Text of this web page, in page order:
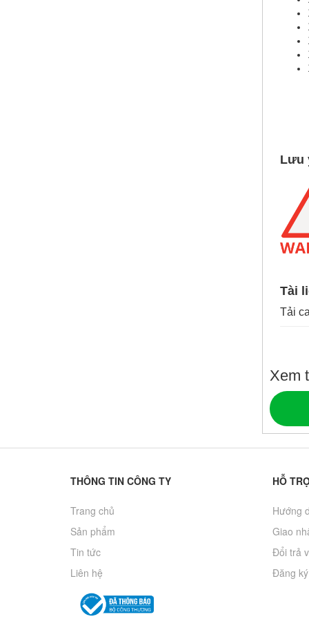
Lưu
Tài
Tải
Xem
THÔNG TIN CÔNG TY
Trang chủ
Sản phẩm
Tin tức
Liên hệ
HỖ
Hướng
Giao
Đổi trả
Đăng